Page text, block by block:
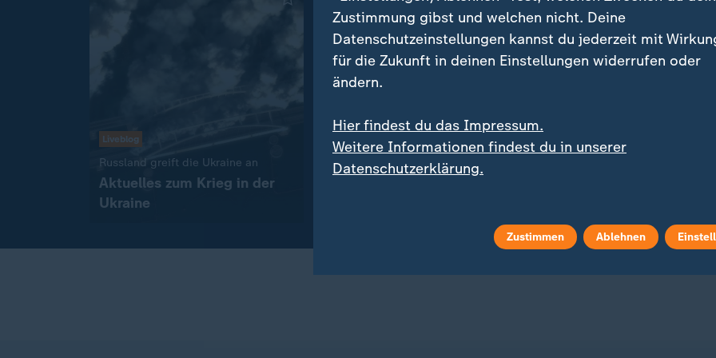
Liveblog
Russland greift die Ukraine an
Aktuelles zum Krieg in der
Ukraine
Schwimm-EM
Gold für Isabel Gose im
Knockout-Sprint im
Rentenreform in Gefahr?
Warum die "Rente mit
Zustimmung gibst und welchen nicht. Deine
Datenschutzeinstellungen kannst du jederzeit mit
für die Zukunft in deinen Einstellungen widerrufen oder
ändern.
Hier findest du das Impressum.
Weitere Informationen findest du in unserer
Datenschutzerklärung.
Zustimmen Ablehnen